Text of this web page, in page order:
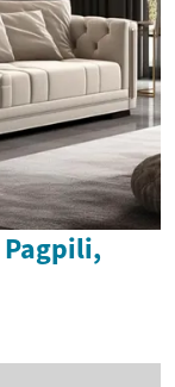
Pagpili,